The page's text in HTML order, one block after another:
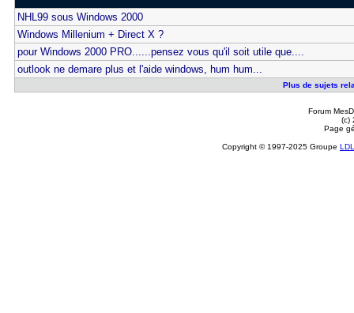
NHL99 sous Windows 2000
Windows Millenium + Direct X ?
pour Windows 2000 PRO......pensez vous qu'il soit utile que....
outlook ne demare plus et l'aide windows, hum hum...
Plus de sujets
Forum
(c)
Page
Copyright © 1997-2025 Groupe